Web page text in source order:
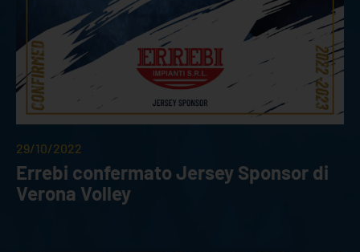
29/10/2022
Errebi confermato Jersey Sponsor di
Verona Volley